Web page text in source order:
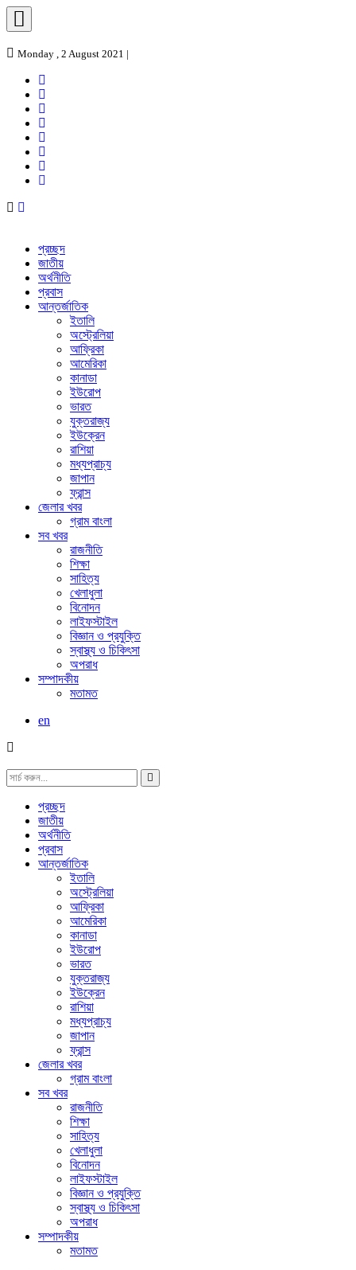
Monday , 2 August 2021 |
প্রচ্ছদ
জাতীয়
অর্থনীতি
প্রবাস
আন্তর্জাতিক
ইতালি
অস্ট্রেলিয়া
আফ্রিকা
আমেরিকা
কানাডা
ইউরোপ
ভারত
যুক্তরাজ্য
ইউক্রেন
রাশিয়া
মধ্যপ্রাচ্য
জাপান
ফ্রান্স
জেলার খবর
গ্রাম বাংলা
সব খবর
রাজনীতি
শিক্ষা
সাহিত্য
খেলাধুলা
বিনোদন
লাইফস্টাইল
বিজ্ঞান ও প্রযুক্তি
স্বাস্থ্য ও চিকিৎসা
অপরাধ
সম্পাদকীয়
মতামত
en
প্রচ্ছদ
জাতীয়
অর্থনীতি
প্রবাস
আন্তর্জাতিক
ইতালি
অস্ট্রেলিয়া
আফ্রিকা
আমেরিকা
কানাডা
ইউরোপ
ভারত
যুক্তরাজ্য
ইউক্রেন
রাশিয়া
মধ্যপ্রাচ্য
জাপান
ফ্রান্স
জেলার খবর
গ্রাম বাংলা
সব খবর
রাজনীতি
শিক্ষা
সাহিত্য
খেলাধুলা
বিনোদন
লাইফস্টাইল
বিজ্ঞান ও প্রযুক্তি
স্বাস্থ্য ও চিকিৎসা
অপরাধ
সম্পাদকীয়
মতামত